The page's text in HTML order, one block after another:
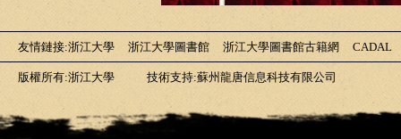
友情鏈接:浙江大學 浙江大學圖書館 浙江大學圖書館古籍網 CADAL
版權所有:浙江大學 技術支持:蘇州龍唐信息科技有限公司